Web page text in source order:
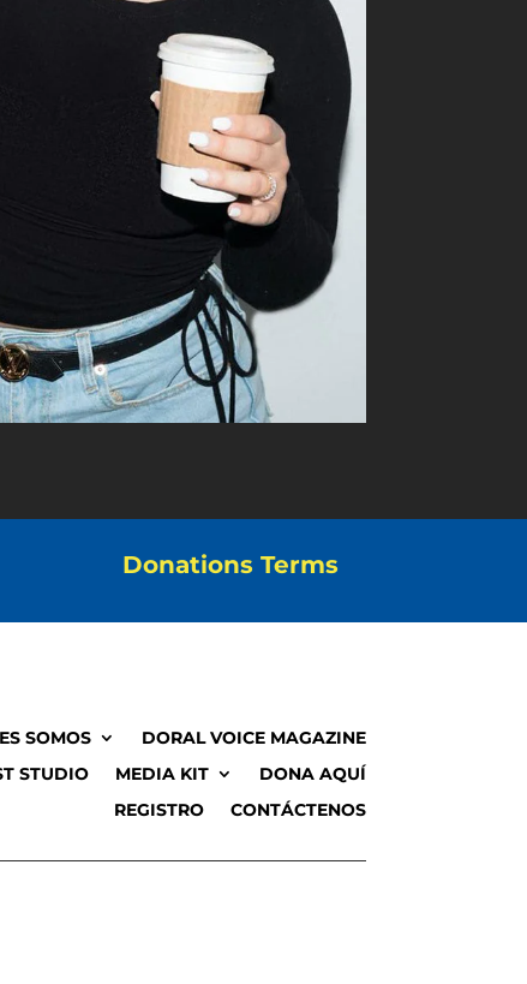
Donations Terms
SOMOS
DORAL VOICE MAGAZINE
STUDIO MEDIA KIT
DONA AQUÍ
REGISTRO
CONTÁCTENOS